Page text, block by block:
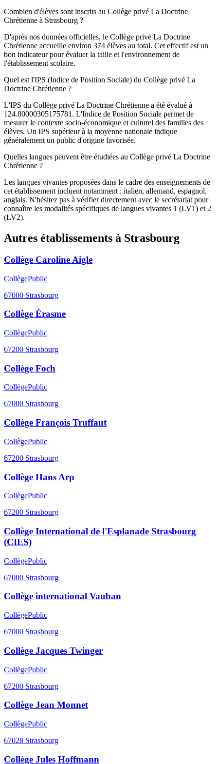
Combien d'élèves sont inscrits au Collège privé La Doctrine
Chrétienne à Strasbourg ?
D'après nos données officielles, le Collège privé La Doctrine
Chrétienne accueille environ 374 élèves au total. Cet effectif est un
bon indicateur pour évaluer la taille et l'environnement de
l'établissement scolaire.
Quel est l'IPS (Indice de Position Sociale) du Collège privé La
Doctrine Chrétienne ?
L'IPS du Collège privé La Doctrine Chrétienne a été évalué à
124.80000305175781. L'Indice de Position Sociale permet de
mesurer le contexte socio-économique et culturel des familles des
élèves. Un IPS supérieur à la moyenne nationale indique
généralement un public d'origine favorisée.
Quelles langues peuvent être étudiées au Collège privé La Doctrine
Chrétienne ?
Les langues vivantes proposées dans le cadre des enseignements de
cet établissement incluent notamment : italien, allemand, espagnol,
anglais. N'hésitez pas à vérifier directement avec le secrétariat pour
connaître les modalités spécifiques de langues vivantes 1 (LV1) et 2
(LV2).
Autres établissements à Strasbourg
Collège Caroline Aigle
CollègePublic
67000 Strasbourg
Collège Érasme
CollègePublic
67200 Strasbourg
Collège Foch
CollègePublic
67000 Strasbourg
Collège François Truffaut
CollègePublic
67200 Strasbourg
Collège Hans Arp
CollègePublic
67200 Strasbourg
Collège International de l'Esplanade Strasbourg
(CIES)
CollègePublic
67000 Strasbourg
Collège international Vauban
CollègePublic
67000 Strasbourg
Collège Jacques Twinger
CollègePublic
67200 Strasbourg
Collège Jean Monnet
CollègePublic
67028 Strasbourg
Collège Jules Hoffmann